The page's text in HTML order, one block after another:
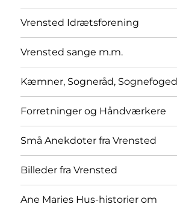
Vrensted Idrætsforening
Vrensted sange m.m.
Kæmner, Sogneråd, Sognefoged
Forretninger og Håndværkere
Små Anekdoter fra Vrensted
Billeder fra Vrensted
Ane Maries Hus-historier om